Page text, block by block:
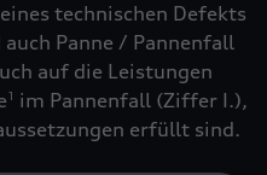
technischen Defekts
Panne / Pannenfall
auf die Leistungen
1
im Pannenfall (Ziffer I.),
erfüllt sind.